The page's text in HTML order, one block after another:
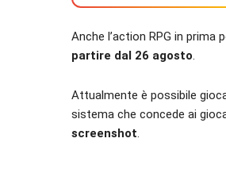
Anche l’action RPG in prima
partire dal 26 agosto.
Attualmente è possibile
sistema che concede ai
screenshot.